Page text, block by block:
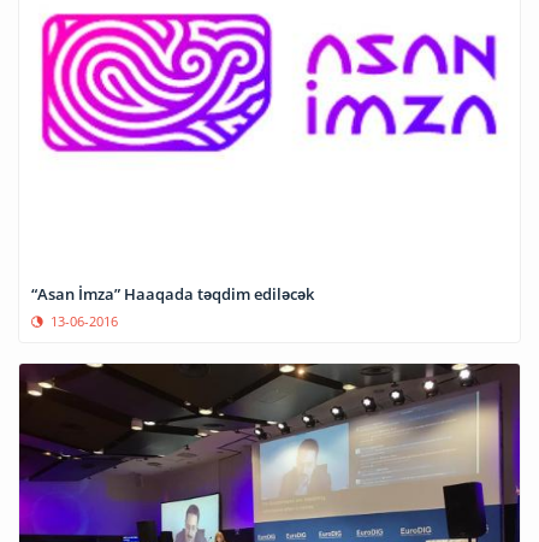
“Asan İmza” Haaqada təqdim ediləcək
13-06-2016